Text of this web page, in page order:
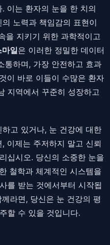
이는 환자의 눈을 한 치의
노력과 책임감의 표현이
을 지키기 위한 과학적이고
마일은 이러한 정밀한 데이터
통하며, 가장 안전하고 효과
이 바로 이들이 수많은 환자
지역에서 꾸준히 성장하고
고 있거나, 눈 건강에 대한
이제는 주저하지 말고 신뢰
십시오. 당신의 소중한 눈을
철학과 체계적인 시스템을
를 받는 것에서부터 시작됩
께라면, 당신은 눈 건강의 평
할 수 있을 것입니다.